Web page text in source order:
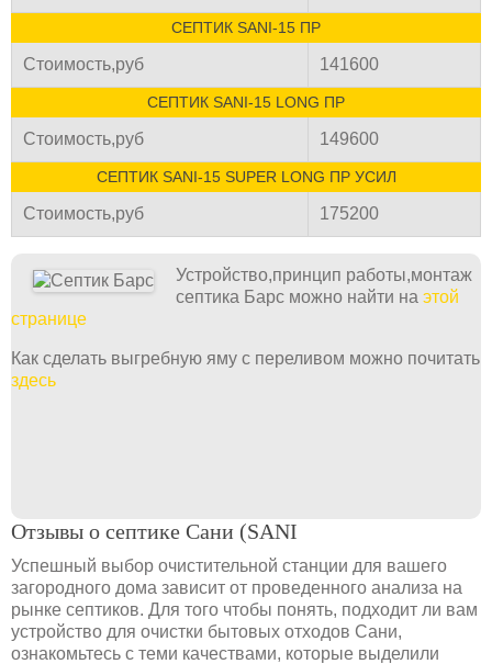
СЕПТИК SANI-15 ПР
Стоимость,руб 141600
СЕПТИК SANI-15 LONG ПР
Стоимость,руб 149600
СЕПТИК SANI-15 SUPER LONG ПР УСИЛ
Стоимость,руб 175200
Устройство,принцип работы,монтаж
септика Барс можно найти на этой
странице
Как сделать выгребную яму с переливом можно почитать
здесь
Отзывы о септике Сани (SANI
Успешный выбор очистительной станции для вашего
загородного дома зависит от проведенного анализа на
рынке септиков. Для того чтобы понять, подходит ли вам
устройство для очистки бытовых отходов Сани,
ознакомьтесь с теми качествами, которые выделили